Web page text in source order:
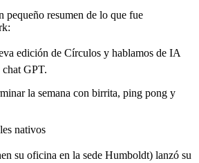
pequeño resumen de lo que fue
edición de Círculos y hablamos de IA
chat GPT.
la semana con birrita, ping pong y
nativos
su oficina en la sede Humboldt) lanzó su